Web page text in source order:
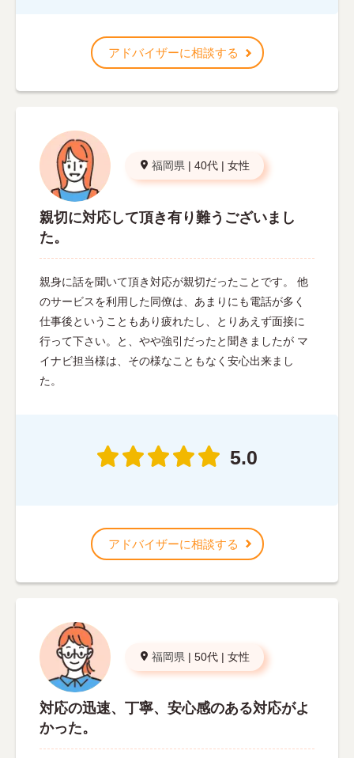
アドバイザーに相談する
福岡県 | 40代 | 女性
親切に対応して頂き有り難うございまし
た。
親身に話を聞いて頂き対応が親切だったことです。 他
のサービスを利用した同僚は、あまりにも電話が多く
仕事後ということもあり疲れたし、とりあえず面接に
行って下さい。と、やや強引だったと聞きましたが マ
イナビ担当様は、その様なこともなく安心出来まし
た。
5.0
アドバイザーに相談する
福岡県 | 50代 | 女性
対応の迅速、丁寧、安心感のある対応がよ
かった。